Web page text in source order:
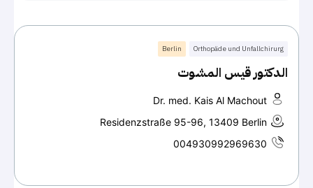
Orthopäde und Unfallchirurg
Berlin
الدكتور قيس المشوت
Dr. med. Kais Al Machout
Residenzstraße 95-96, 13409 Berlin
004930992969630